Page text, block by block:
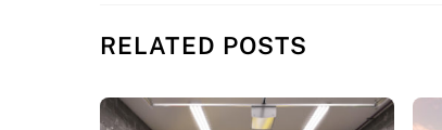
RE­LA­TED POSTS